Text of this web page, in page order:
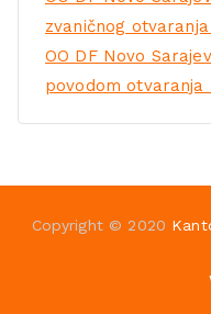
zvaničnog
OO DF Novo
povodom otvaranja
Copyright © 2020